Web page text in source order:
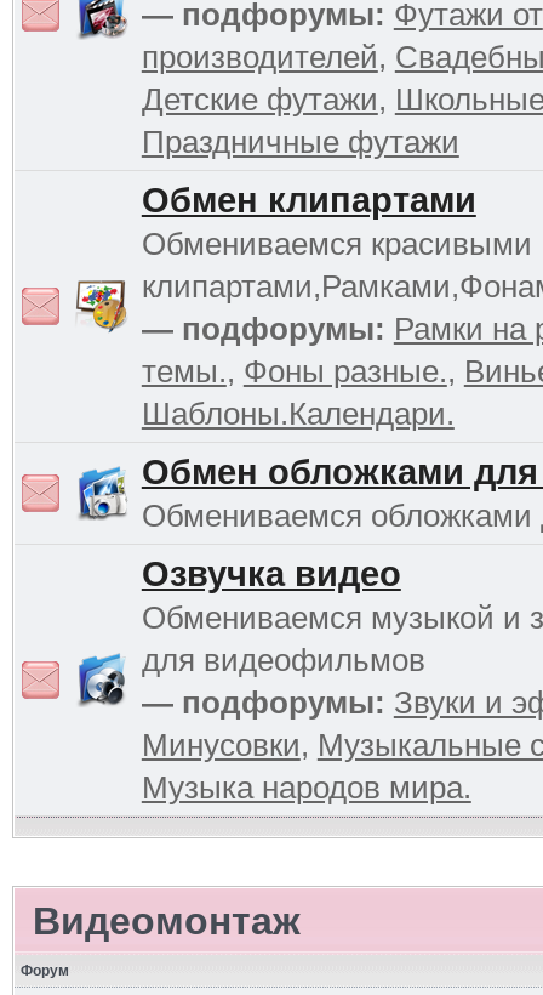
— подфорумы: Футажи от
производителей,
Детские футажи,
Праздничные футажи
Обмен клипартами
Обмениваемся красивыми
— подфорумы: Рамки на
темы., Фоны разные.,
Шаблоны.Календари.
Обмен обложками для
Обмениваемся обложками
Озвучка видео
Обмениваемся музыкой и
для видеофильмов
— подфорумы: Звуки и
Минусовки, Музыкальные
Музыка народов мира.
Видеомонтаж
Форум